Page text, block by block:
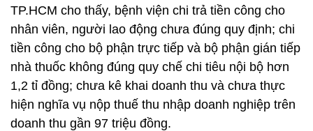
TP.HCM cho thấy, bệnh viện chi trả tiền công cho
nhân viên, người lao động chưa đúng quy định; chi
tiền công cho bộ phận trực tiếp và bộ phận gián tiếp
nhà thuốc không đúng quy chế chi tiêu nội bộ hơn
1,2 tỉ đồng; chưa kê khai doanh thu và chưa thực
hiện nghĩa vụ nộp thuế thu nhập doanh nghiệp trên
doanh thu gần 97 triệu đồng.